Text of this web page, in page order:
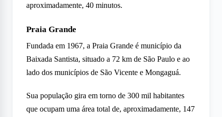
aproximadamente, 40 minutos.
Praia Grande
Fundada em 1967, a Praia Grande é município da
Baixada Santista, situado a 72 km de São Paulo e ao
lado dos municípios de São Vicente e Mongaguá.
Sua população gira em torno de 300 mil habitantes
que ocupam uma área total de, aproximadamente, 147